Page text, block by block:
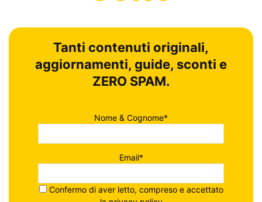
Tanti contenuti originali,
aggiornamenti, guide, sconti e
ZERO SPAM.
Nome & Cognome*
Email*
Confermo di aver letto, compreso e accettato